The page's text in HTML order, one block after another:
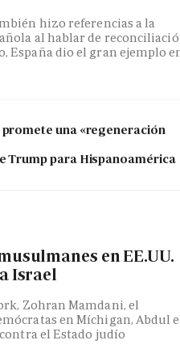
hizo referencias a la
al hablar de
España dio el gran ejemplo
una «regeneración
Trump para Hispanoamérica
en EE.UU.
Israel
Zohran Mamdani, el
en Míchigan, Abdul
el Estado judío